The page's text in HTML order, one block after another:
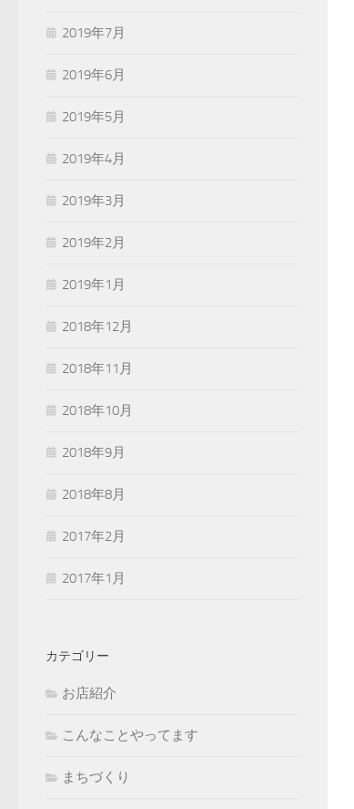
2019年7月
2019年6月
2019年5月
2019年4月
2019年3月
2019年2月
2019年1月
2018年12月
2018年11月
2018年10月
2018年9月
2018年8月
2017年2月
2017年1月
カテゴリー
お店紹介
こんなことやってます
まちづくり